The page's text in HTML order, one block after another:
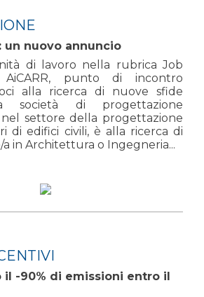
un nuovo annuncio
di lavoro nella rubrica Job
punto di incontro
alla ricerca di nuove sfide
società di progettazione
settore della progettazione
di edifici civili, è alla ricerca di
in Architettura o Ingegneria...
il -90% di emissioni entro il